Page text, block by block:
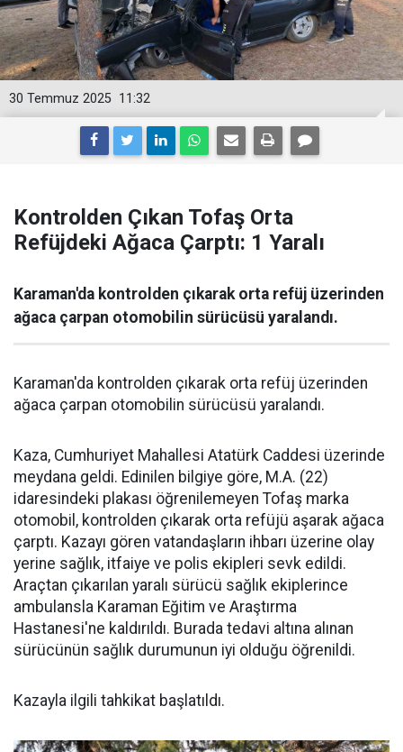
11:32
30 Temmuz 2025
Kontrolden Çıkan Tofaş Orta
Refüjdeki Ağaca Çarptı: 1 Yaralı
Karaman'da kontrolden çıkarak orta refüj üzerinden
ağaca çarpan otomobilin sürücüsü yaralandı.
Karaman'da kontrolden çıkarak orta refüj üzerinden
ağaca çarpan otomobilin sürücüsü yaralandı.
Kaza, Cumhuriyet Mahallesi Atatürk Caddesi üzerinde
meydana geldi. Edinilen bilgiye göre, M.A. (22)
idaresindeki plakası öğrenilemeyen Tofaş marka
otomobil, kontrolden çıkarak orta refüjü aşarak ağaca
çarptı. Kazayı gören vatandaşların ihbarı üzerine olay
yerine sağlık, itfaiye ve polis ekipleri sevk edildi.
Araçtan çıkarılan yaralı sürücü sağlık ekiplerince
ambulansla Karaman Eğitim ve Araştırma
Hastanesi'ne kaldırıldı. Burada tedavi altına alınan
sürücünün sağlık durumunun iyi olduğu öğrenildi.
Kazayla ilgili tahkikat başlatıldı.